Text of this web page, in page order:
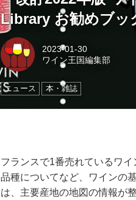
Library お勧めブッ
2023-01-30
ワイン王国編集部
ニュース 本・雑誌
フランスで1番売れているワ
品種についてなど、ワインの
は、主要産地の地図の情報が